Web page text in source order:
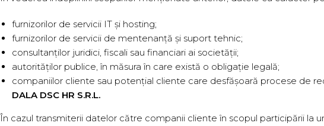
furnizorilor de servicii IT și hosting;
furnizorilor de servicii de mentenanță și suport tehnic;
consultanților juridici, fiscali sau financiari ai societății;
autorităților publice, în măsura în care există o obligație legală;
companiilor cliente sau potențial cliente care desfășoară procese de
DALA DSC HR S.R.L.
În cazul transmiterii datelor către companii cliente în scopul participării la